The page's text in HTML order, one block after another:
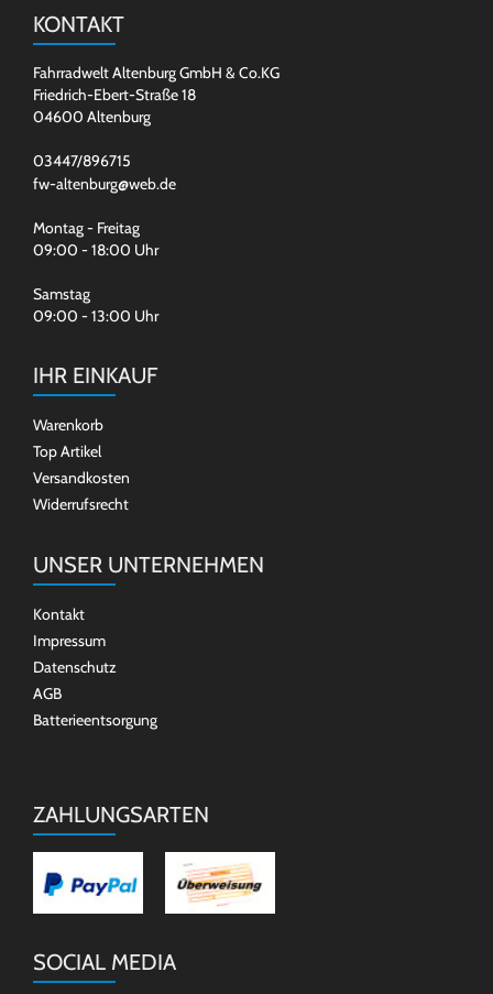
KONTAKT
Fahrradwelt Altenburg GmbH & Co.KG
Friedrich-Ebert-Straße 18
04600 Altenburg
03447/896715
fw-altenburg@web.de
Montag - Freitag
09:00 - 18:00 Uhr
Samstag
09:00 - 13:00 Uhr
IHR EINKAUF
Warenkorb
Top Artikel
Versandkosten
Widerrufsrecht
UNSER UNTERNEHMEN
Kontakt
Impressum
Datenschutz
AGB
Batterieentsorgung
ZAHLUNGSARTEN
SOCIAL MEDIA